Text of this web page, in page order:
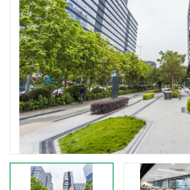
福田中心区写字楼租赁
深圳宝安
罗湖水贝
龙华
宝安区